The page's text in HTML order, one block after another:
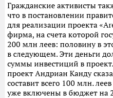
Гражданские активисты
что в постановлении
для реализации проекта
фирма, на счета которой
200 млн леев: половину в
в следующем. Эти деньги
суммы инвестиций в
проект Андриан Канду
составит всего 100 млн.
уже включены в бюджет на